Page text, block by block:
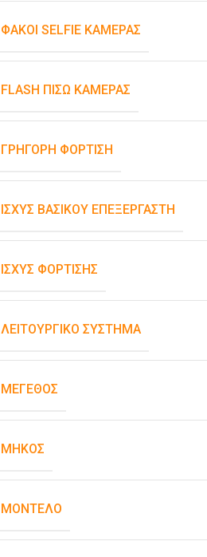
ΦΑΚΟΊ SELFIE ΚΆΜΕΡΑΣ
FLASH ΠΊΣΩ ΚΆΜΕΡΑΣ
ΓΡΉΓΟΡΗ ΦΌΡΤΙΣΗ
ΙΣΧΎΣ ΒΑΣΙΚΟΎ ΕΠΕΞΕΡΓΑΣΤΉ
ΙΣΧΎΣ ΦΌΡΤΙΣΗΣ
ΛΕΙΤΟΥΡΓΙΚΌ ΣΎΣΤΗΜΑ
ΜΈΓΕΘΟΣ
ΜΉΚΟΣ
ΜΟΝΤΈΛΟ